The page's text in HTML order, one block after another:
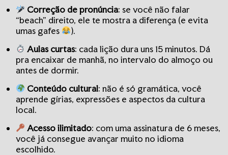
Correção de pronúncia: se você não falar
“beach” direito, ele te mostra a diferença (e evita
umas gafes
).
Aulas curtas: cada lição dura uns 15 minutos. Dá
pra encaixar de manhã, no intervalo do almoço ou
antes de dormir.
Conteúdo cultural: não é só gramática, você
aprende gírias, expressões e aspectos da cultura
local.
Acesso ilimitado: com uma assinatura de 6 meses,
você já consegue avançar muito no idioma
escolhido.